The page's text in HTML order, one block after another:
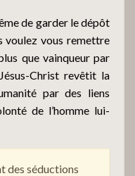
de garder le dépôt
voulez vous remettre
que vainqueur par
Christ revêtit la
par des liens
de l’homme lui-
des séductions